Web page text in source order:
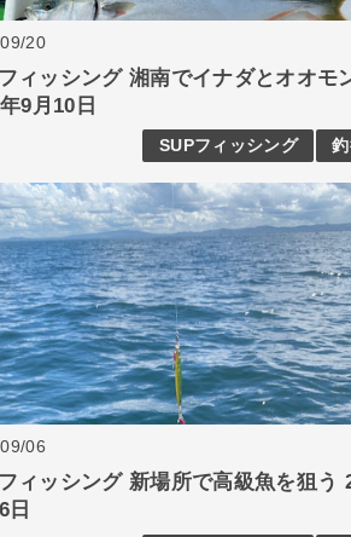
20
ィッシング 湘南でイナダとオオモ
9月10日
SUPフィッシング
06
ィッシング 新場所で高級魚を狙う
日